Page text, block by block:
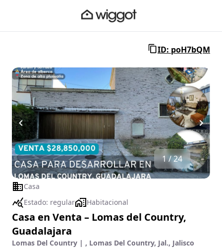
ID: poH7bQM
1 / 24
Casa
Estado: regular Habitacional
Casa en Venta – Lomas del Country,
Guadalajara
Lomas Del Country | , Lomas Del Country, Jal., Jalisco